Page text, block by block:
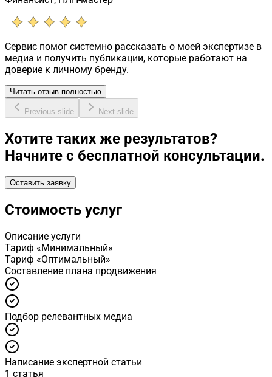
Сервис помог системно рассказать о моей экспертизе в
медиа и получить публикации, которые работают на
доверие к личному бренду.
Читать отзыв полностью
Previous slide Next slide
Хотите таких же результатов?
Начните с бесплатной консультации.
Оставить заявку
Стоимость услуг
Описание услуги
Тариф «Минимальный»
Тариф «Оптимальный»
Cоставление плана продвижения
Подбор релевантных медиа
Написание экспертной статьи
1 статья